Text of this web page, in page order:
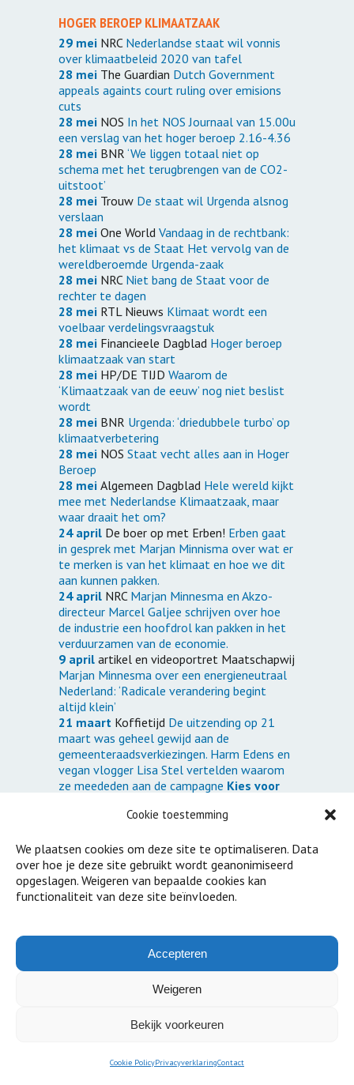
Cookie toestemming
We plaatsen cookies om deze site te optimaliseren. Data
over hoe je deze site gebruikt wordt geanonimiseerd
opgeslagen. Weigeren van bepaalde cookies kan
functionaliteit van deze site beïnvloeden.
Accepteren
Weigeren
Bekijk voorkeuren
Cookie PolicyPrivacyverklaringContact
HOGER BEROEP KLIMAATZAAK
29 mei NRC Nederlandse staat wil vonnis
over klimaatbeleid 2020 van tafel
28 mei The Guardian Dutch Government
appeals againts court ruling over emisions
cuts
28 mei NOS In het NOS Journaal van 15.00u
een verslag van het hoger beroep 2.16-4.36
28 mei BNR ‘We liggen totaal niet op
schema met het terugbrengen van de CO2-
uitstoot’
28 mei Trouw De staat wil Urgenda alsnog
verslaan
28 mei One World Vandaag in de rechtbank:
het klimaat vs de Staat Het vervolg van de
wereldberoemde Urgenda-zaak
28 mei NRC Niet bang de Staat voor de
rechter te dagen
28 mei RTL Nieuws Klimaat wordt een
voelbaar verdelingsvraagstuk
28 mei Financieele Dagblad Hoger beroep
klimaatzaak van start
28 mei HP/DE TIJD Waarom de
‘Klimaatzaak van de eeuw’ nog niet beslist
wordt
28 mei BNR Urgenda: ‘driedubbele turbo’ op
klimaatverbetering
28 mei NOS Staat vecht alles aan in Hoger
Beroep
28 mei Algemeen Dagblad Hele wereld kijkt
mee met Nederlandse Klimaatzaak, maar
waar draait het om?
24 april De boer op met Erben! Erben gaat
in gesprek met Marjan Minnisma over wat er
te merken is van het klimaat en hoe we dit
aan kunnen pakken.
24 april NRC Marjan Minnesma en Akzo-
directeur Marcel Galjee schrijven over hoe
de industrie een hoofdrol kan pakken in het
verduurzamen van de economie.
9 april artikel en videoportret Maatschapwij
Marjan Minnesma over een energieneutraal
Nederland: ‘Radicale verandering begint
altijd klein’
21 maart Koffietijd De uitzending op 21
maart was geheel gewijd aan de
gemeenteraadsverkiezingen. Harm Edens en
vegan vlogger Lisa Stel vertelden waarom
ze meededen aan de campagne Kies voor
De ochtend van 4Marjan
op internationale vrouwendag de verwarde
mannen aan de top van het bedrijfsleven.
7 maartRTLZ‘VN-doelen: ‘Nederland blijft
vieste jongetje van de klas’, met reacties van
over hoe Amsterdam afscheid neemt van
het gebruik van aardgas
Amsterdammers, dat
streven van Amsterdam naar meer
24 januariKoffietijdHelga van Leur wil